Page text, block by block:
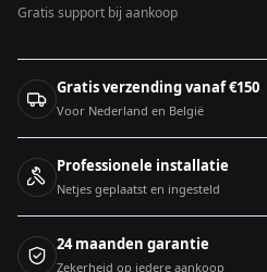
Gratis support bij aankoop
Gratis verzending vanaf €150
Voor Nederland en België
Professionele installatie
Netjes geplaatst en ingesteld
24 maanden garantie
Zekerheid op iedere aankoop